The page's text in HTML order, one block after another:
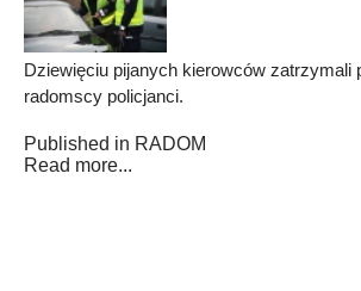
Dziewięciu pijanych kierowców zatrzymali
radomscy policjanci.
Published in RADOM
Read more...